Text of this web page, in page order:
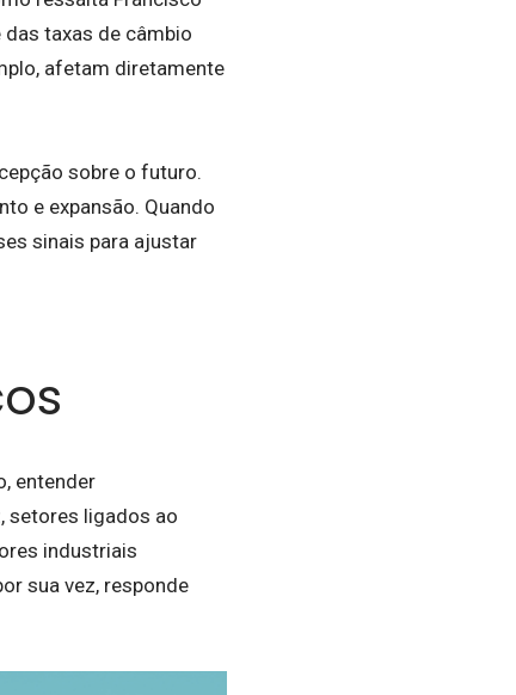
taxas de câmbio
afetam diretamente
sobre o futuro.
e expansão. Quando
sinais para ajustar
entender
setores ligados ao
industriais
sua vez, responde